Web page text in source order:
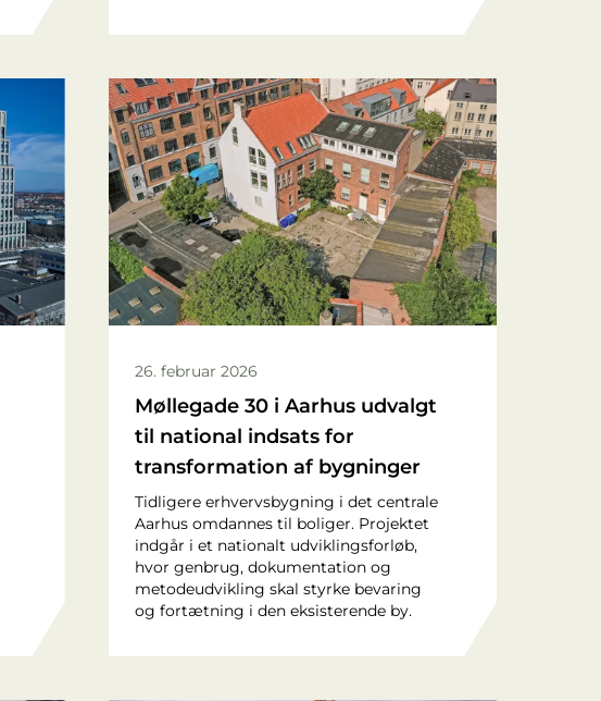
26. februar 2026
Møllegade 30 i Aarhus udvalgt
til national indsats for
transformation af bygninger
Tidligere erhvervsbygning i det centrale
Aarhus omdannes til boliger. Projektet
indgår i et nationalt udviklingsforløb,
hvor genbrug, dokumentation og
metodeudvikling skal styrke bevaring
og fortætning i den eksisterende by.